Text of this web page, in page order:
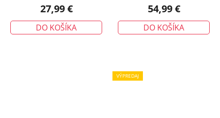
27,99 €
DO KOŠÍKA
54,99 €
DO KOŠÍKA
VÝPREDAJ